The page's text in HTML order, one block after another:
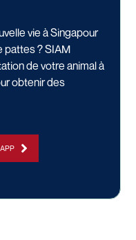
vie à Singapour
pattes ? SIAM
de votre animalà
obtenir des